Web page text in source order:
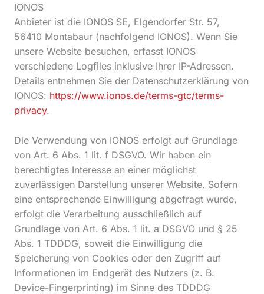
IONOS
Anbieter ist die IONOS SE, Elgendorfer Str. 57,
56410 Montabaur (nachfolgend IONOS). Wenn Sie
unsere Website besuchen, erfasst IONOS
verschiedene Logfiles inklusive Ihrer IP-Adressen.
Details entnehmen Sie der Datenschutzerklärung von
IONOS: https://www.ionos.de/terms-gtc/terms-
privacy.
Die Verwendung von IONOS erfolgt auf Grundlage
von Art. 6 Abs. 1 lit. f DSGVO. Wir haben ein
berechtigtes Interesse an einer möglichst
zuverlässigen Darstellung unserer Website. Sofern
eine entsprechende Einwilligung abgefragt wurde,
erfolgt die Verarbeitung ausschließlich auf
Grundlage von Art. 6 Abs. 1 lit. a DSGVO und § 25
Abs. 1 TDDDG, soweit die Einwilligung die
Speicherung von Cookies oder den Zugriff auf
Informationen im Endgerät des Nutzers (z. B.
Device-Fingerprinting) im Sinne des TDDDG